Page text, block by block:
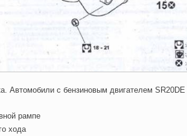
Автомобили с бензиновым двигателем SR20DE
рампе
хода